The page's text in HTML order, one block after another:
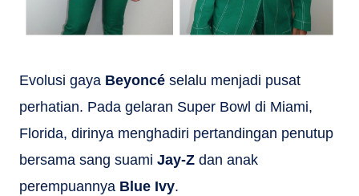
Evolusi gaya Beyoncé selalu menjadi pusat
perhatian. Pada gelaran Super Bowl di Miami,
Florida, dirinya menghadiri pertandingan penutup
bersama sang suami Jay-Z dan anak
perempuannya Blue Ivy.